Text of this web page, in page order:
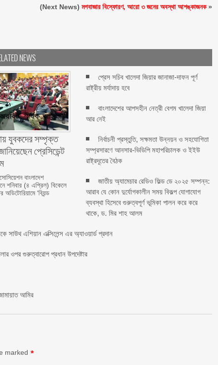
(Next News)মগবাজার বিস্ফোরণ, আরো ৩ জনের অবস্থা আশঙ্কাজনক»
NEWS
যুবকদের সম্পৃক্ত
প্রেসিডেন্ট
বাংলাদেশ
শনিবার (৪ এপ্রিল) বিকেলে
অডিটোরিয়ামে ‘বিয়ন্ড
প্রেস সচিব খালেদা জিয়ার জানাজা-দাফন পূর্ণ
রাষ্ট্রীয় মর্যাদায় হবে
বাংলাদেশের আপসহীন নেত্রী বেগম খালেদা জিয়া
আর নেই
নির্বাচনী প্রস্তুতি, সক্ষমতা উন্নয়ন ও সহযোগিতা
সম্প্রসারণে আনসার-ভিডিপি মহাপরিচালক ও ইইউ
রাষ্ট্রদূতের বৈঠক
জাতীয় অ্যামেচার রেডিও ফিল্ড ডে ২০২৫ সম্পন্ন:
আরাব যে কোন দুর্যোগকালীন সময় বিকল্প যোগাযোগ
ব্যবস্থা হিসেবে গুরুত্বপূর্ণ ভূমিকা পালন করে করে
থাকে, ড. মির শাহ আলম
এশিয়ান এক্সিলেন্স এর অ্যাওয়ার্ড প্রদান
ওপর গুরুত্বারোপ প্রধান উপদেষ্টার
আমির
marked *